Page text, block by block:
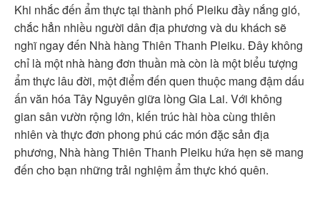
Khi nhắc đến ẩm thực tại thành phố Pleiku đầy nắng gió,
chắc hẳn nhiều người dân địa phương và du khách sẽ
nghĩ ngay đến Nhà hàng Thiên Thanh Pleiku. Đây không
chỉ là một nhà hàng đơn thuần mà còn là một biểu tượng
ẩm thực lâu đời, một điểm đến quen thuộc mang đậm dấu
ấn văn hóa Tây Nguyên giữa lòng Gia Lai. Với không
gian sân vườn rộng lớn, kiến trúc hài hòa cùng thiên
nhiên và thực đơn phong phú các món đặc sản địa
phương, Nhà hàng Thiên Thanh Pleiku hứa hẹn sẽ mang
đến cho bạn những trải nghiệm ẩm thực khó quên.